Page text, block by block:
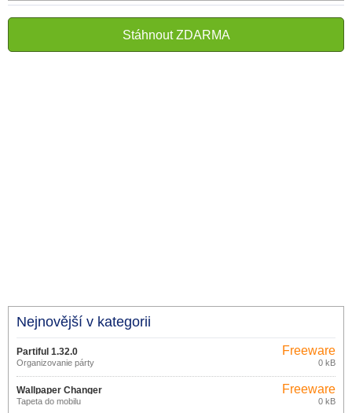
Stáhnout ZDARMA
Nejnovější v kategorii
Partiful 1.32.0
Organizovanie párty
Freeware
0 kB
Wallpaper Changer
Tapeta do mobilu
Freeware
0 kB